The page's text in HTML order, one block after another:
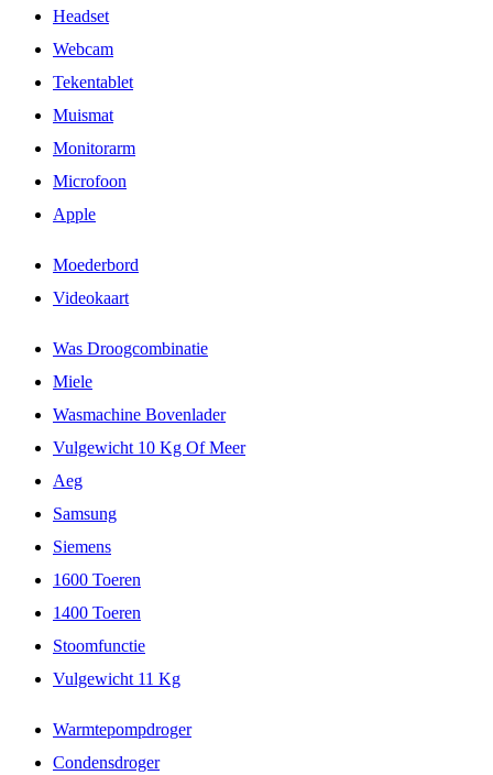
Headset
Webcam
Tekentablet
Muismat
Monitorarm
Microfoon
Apple
Moederbord
Videokaart
Was Droogcombinatie
Miele
Wasmachine Bovenlader
Vulgewicht 10 Kg Of Meer
Aeg
Samsung
Siemens
1600 Toeren
1400 Toeren
Stoomfunctie
Vulgewicht 11 Kg
Warmtepompdroger
Condensdroger